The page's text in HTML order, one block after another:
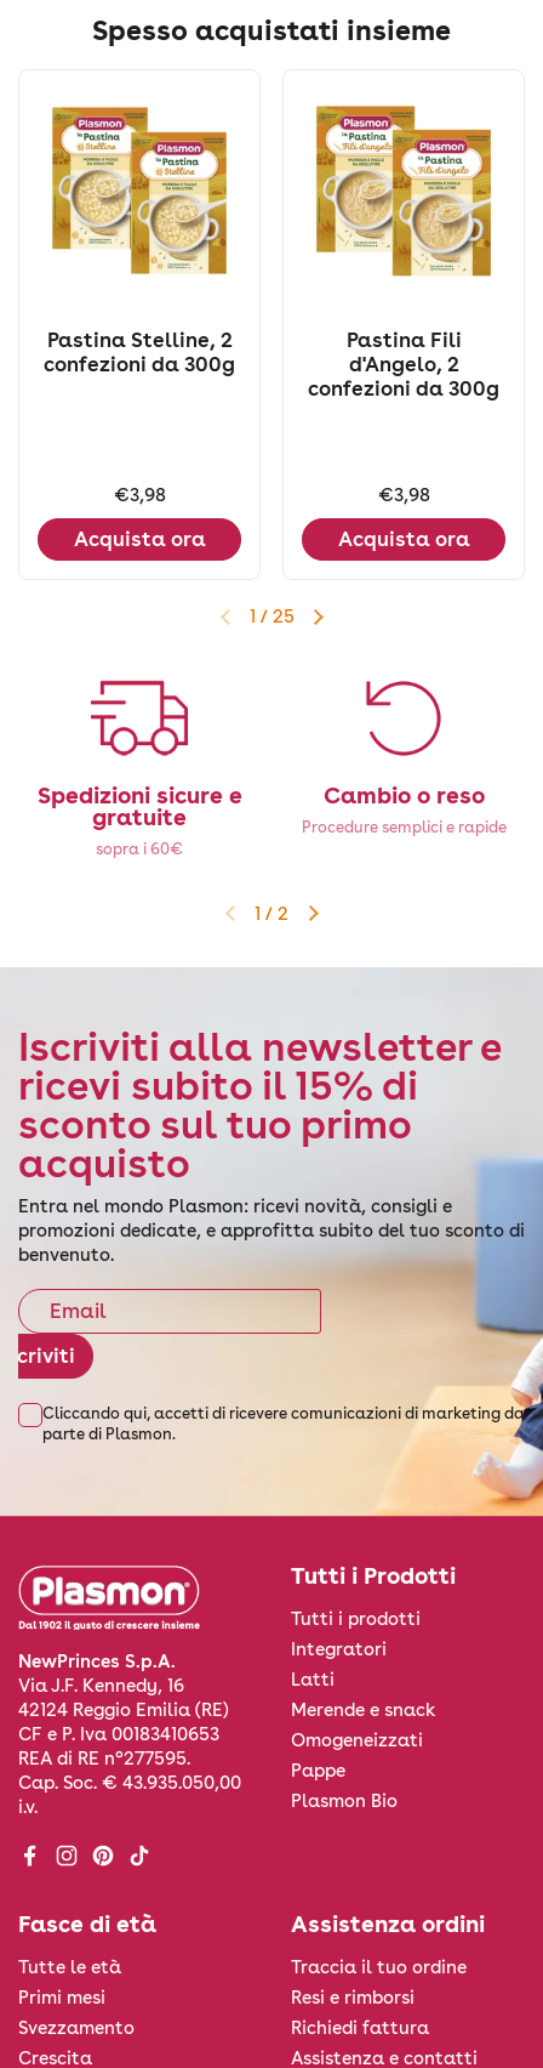
Spesso acquistati insieme
Pastina Stelline, 2
confezioni da 300g
Prezzo:
€3,98
Acquista ora
Pastina Fili
d'Angelo, 2
confezioni da 300g
Prezzo:
€3,98
Acquista ora
Diapositiva precedente
Diapositiva successiva
1 / 25
Spedizioni sicure e
gratuite
sopra i 60€
Cambio o reso
Procedure semplici e rapide
Diapositiva precedente
Diapositiva successiva
1 / 2
Iscriviti alla newsletter e
ricevi subito il 15% di
sconto sul tuo primo
acquisto
Entra nel mondo Plasmon: ricevi novità, consigli e
promozioni dedicate, e approfitta subito del tuo sconto di
benvenuto.
Iscriviti
Cliccando qui, accetti di ricevere comunicazioni di marketing da
parte di Plasmon.
NewPrinces S.p.A.
Via J.F. Kennedy, 16
42124 Reggio Emilia (RE)
CF e P. Iva 00183410653
REA di RE n°277595.
Cap. Soc. € 43.935.050,00
i.v.
Facebook
Instagram
Pinterest
TikTok
Tutti i Prodotti
Tutti i prodotti
Integratori
Latti
Merende e snack
Omogeneizzati
Pappe
Plasmon Bio
Fasce di età
Tutte le età
Primi mesi
Svezzamento
Crescita
Assistenza ordini
Traccia il tuo ordine
Resi e rimborsi
Richiedi fattura
Assistenza e contatti